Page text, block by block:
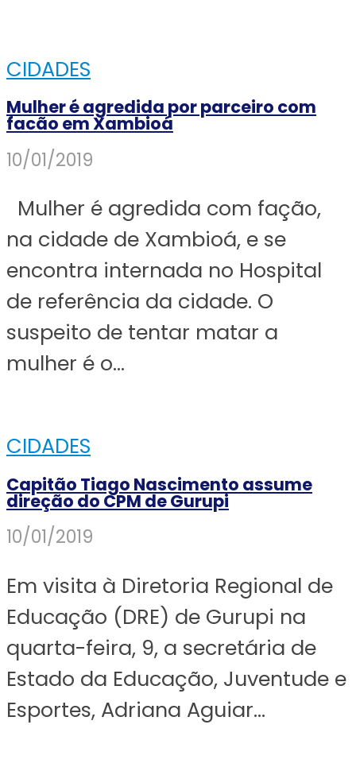
CIDADES
Mulher é agredida por parceiro com
facão em Xambioá
10/01/2019
Mulher é agredida com fação,
na cidade de Xambioá, e se
encontra internada no Hospital
de referência da cidade. O
suspeito de tentar matar a
mulher é o...
CIDADES
Capitão Tiago Nascimento assume
direção do CPM de Gurupi
10/01/2019
Em visita à Diretoria Regional de
Educação (DRE) de Gurupi na
quarta-feira, 9, a secretária de
Estado da Educação, Juventude e
Esportes, Adriana Aguiar...